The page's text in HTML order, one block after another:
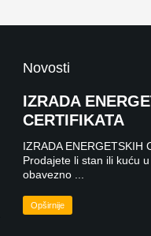
Novosti
IZRADA
CERTIFIKATA
IZRADA ENERGETSKIH
Prodajete li stan ili kuću
obavezno ...
Opširnije